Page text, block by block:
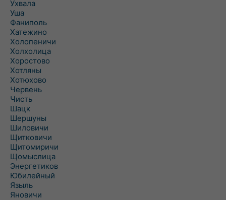
Ухвала
Уша
Фаниполь
Хатежино
Холопеничи
Холхолица
Хоростово
Хотляны
Хотюхово
Червень
Чисть
Шацк
Шершуны
Шиловичи
Щитковичи
Щитомиричи
Щомыслица
Энергетиков
Юбилейный
Языль
Яновичи